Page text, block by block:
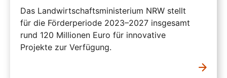
Das Landwirtschaftsministerium NRW stellt
für die Förderperiode 2023–2027 insgesamt
rund 120 Millionen Euro für innovative
Projekte zur Verfügung.